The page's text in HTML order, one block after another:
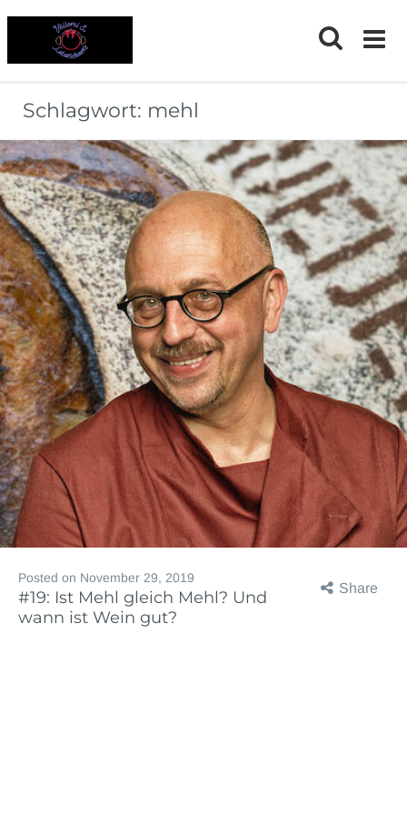
Schlagwort: mehl
Share
Posted on November 29, 2019
#19: Ist Mehl gleich Mehl? Und
wann ist Wein gut?